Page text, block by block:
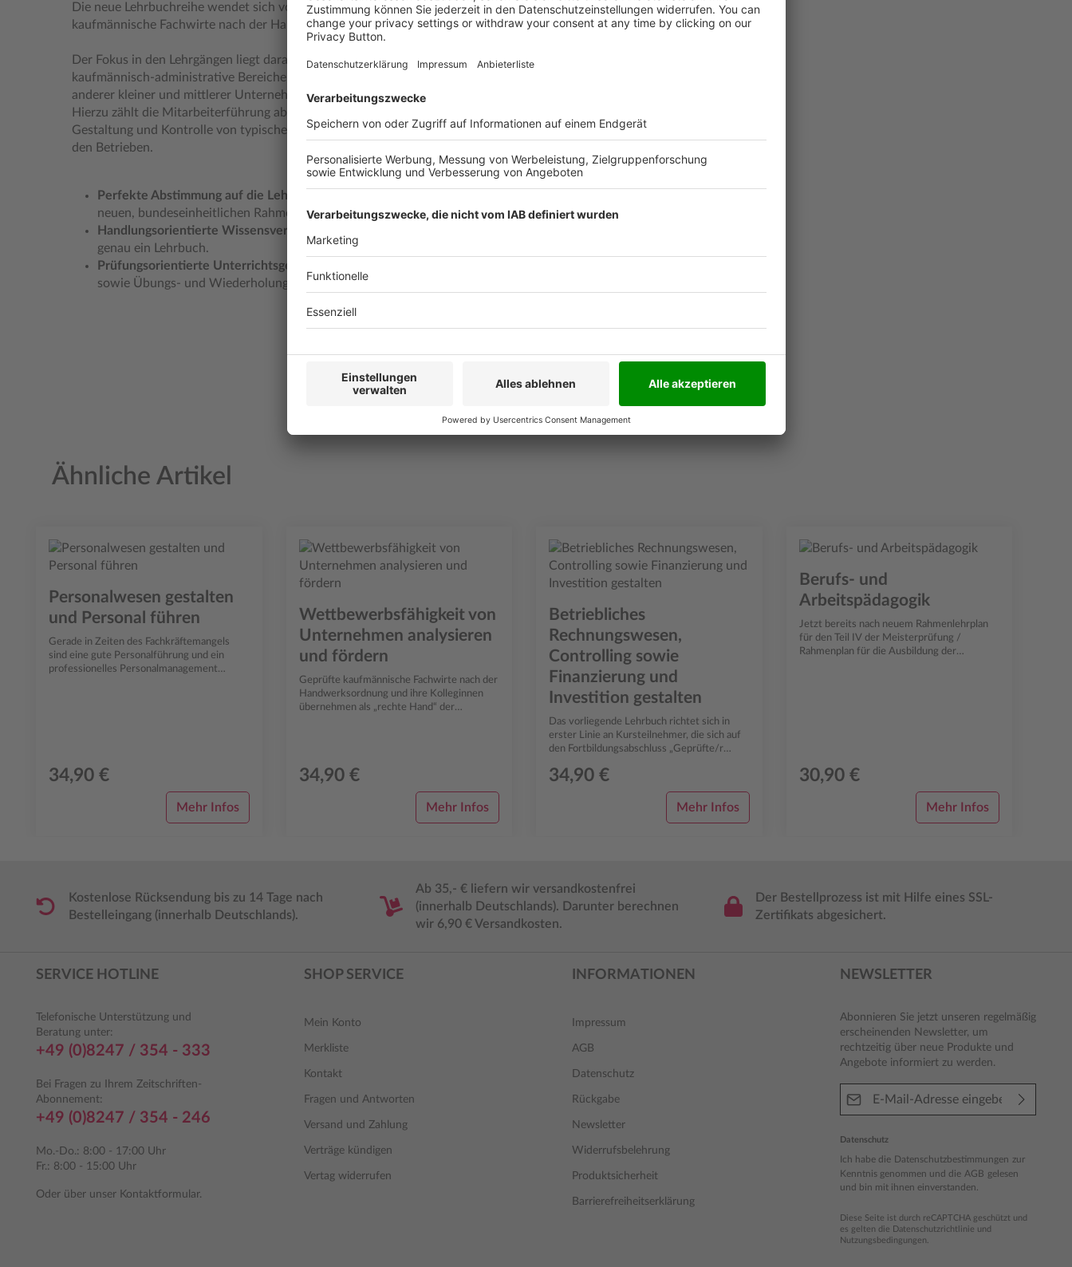
Die neue Lehrbuchreihe wendet sich vor allem an angehende „Geprüfte
kaufmännische Fachwirte nach der Handwerksordnung“.
Der Fokus in den Lehrgängen liegt darauf, die Lernenden zu befähigen,
kaufmännisch-administrative Bereiche in Handwerksbetrieben und auch
anderer kleiner und mittlerer Unternehmen eigenständig führen zu können.
Hierzu zählt die Mitarbeiterführung aber auch die eigenständige Planung,
Gestaltung und Kontrolle von typischen kaufmännischen Arbeitsprozessen in
den Betrieben.
Perfekte Abstimmung auf die Lehrgänge:
neuen, bundeseinheitlichen Rahmenlehrplans.
Handlungsorientierte Wissensvermittlung:
genau ein Lehrbuch.
Prüfungsorientierte Unterrichtsgestaltung:
sowie Übungs- und Wiederholungsfragen.
Leseprobe
Ähnliche Artikel
Personalwesen gestalten
und Personal führen
Gerade in Zeiten des Fachkräftemangels
sind eine gute Personalführung und ein
professionelles Personalmanagement
34,90 €
Mehr Infos
Wettbewerbsfähigkeit von
Unternehmen analysieren
und fördern
Geprüfte kaufmännische Fachwirte nach der
Handwerksordnung und ihre Kolleginnen
übernehmen als „rechte Hand“ der
34,90 €
Mehr Infos
Betriebliches
Rechnungswesen,
Controlling sowie
Finanzierung und
Investition gestalten
Das vorliegende Lehrbuch richtet sich in
erster Linie an Kursteilnehmer, die sich auf
den Fortbildungsabschluss „Geprüfte/r
34,90 €
Mehr Infos
Berufs- und
Arbeitspädagogik
Jetzt bereits nach neuem Rahmenlehrplan
für den Teil IV der Meisterprüfung /
Rahmenplan für die Ausbildung der
30,90 €
Mehr Infos
Kostenlose Rücksendung bis zu 14 Tage nach
Bestelleingang (innerhalb Deutschlands).
Ab 35,- € liefern wir versandkostenfrei
(innerhalb Deutschlands). Darunter berechnen
wir 6,90 € Versandkosten.
Der Bestellprozess ist mit Hilfe eines SSL-
Zertifikats abgesichert.
SERVICE HOTLINE
Telefonische Unterstützung und
Beratung unter:
+49 (0)8247 / 354 - 333
Bei Fragen zu Ihrem Zeitschriften-
Abonnement:
+49 (0)8247 / 354 - 246
Mo.-Do.: 8:00 - 17:00 Uhr
Fr.: 8:00 - 15:00 Uhr
Oder über unser Kontaktformular.
SHOP SERVICE
Mein Konto
Merkliste
Kontakt
Fragen und Antworten
Versand und Zahlung
Verträge kündigen
Vertag widerrufen
INFORMATIONEN
Impressum
AGB
Datenschutz
Rückgabe
Newsletter
Widerrufsbelehrung
Produktsicherheit
Barrierefreiheitserklärung
NEWSLETTER
Abonnieren Sie jetzt unseren regelmäßig
erscheinenden Newsletter, um
rechtzeitig über neue Produkte und
Angebote informiert zu werden.
Datenschutz
Ich habe die Datenschutzbestimmungen zur
Kenntnis genommen und die AGB gelesen
und bin mit ihnen einverstanden.
Diese Seite ist durch reCAPTCHA geschützt und
es gelten die Datenschutzrichtlinie und
Nutzungsbedingungen